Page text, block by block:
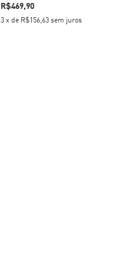
R$469,90
3 x de R$156,63 sem juros